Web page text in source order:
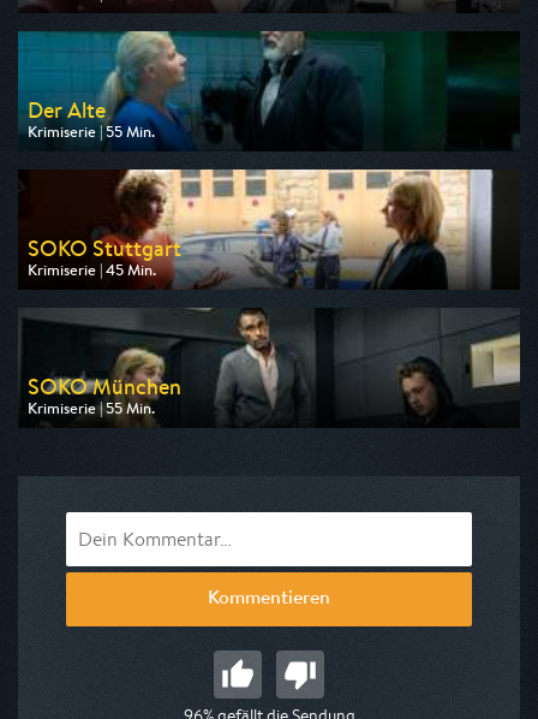
Ausgestrahlt von ZDF
am 07.08.2026, 21:15
Der Alte
Krimiserie | 55 Min.
Ausgestrahlt von ZDF
am 09.08.2026, 18:00
SOKO Stuttgart
Krimiserie | 45 Min.
Ausgestrahlt von ZDF
am 07.08.2026, 11:15
SOKO München
Krimiserie | 55 Min.
Ausgestrahlt von ZDF
Kommentieren